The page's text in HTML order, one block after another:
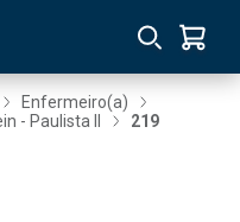
Enfermeiro(a)
- Paulista II 219